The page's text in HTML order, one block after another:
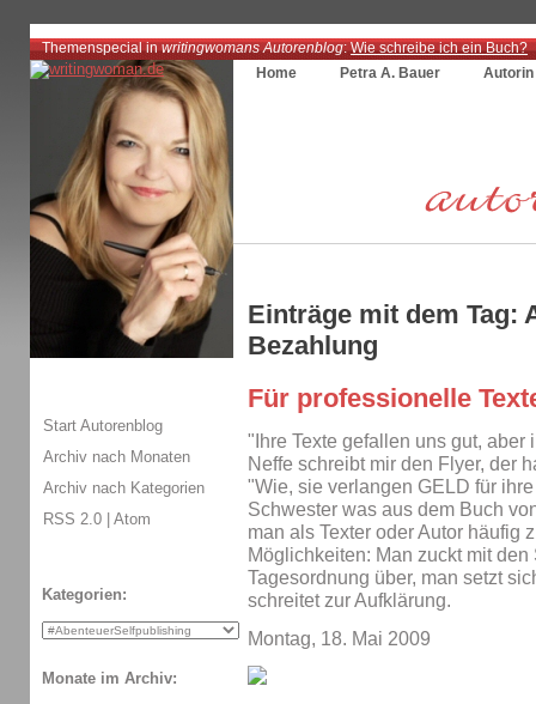
Themenspecial inwritingwomans Autorenblog:Wie schreibe ich ein Buch?
Home
Petra A. Bauer Autorin
Einträge mit dem Tag:
Bezahlung
Für professionelle
"Ihre Texte gefallen uns gut,
Neffe schreibt mir den Flyer, der
"Wie, sie verlangen GELD für
Schwester was aus dem Buch
man als Texter oder Autor häufig
Möglichkeiten: Man zuckt mit
Tagesordnung über, man setzt
schreitet zur Aufklärung.
Montag, 18. Mai 2009
Start Autorenblog
Archiv nach Monaten
Archiv nach Kategorien
RSS 2.0 | Atom
Kategorien:
Monate im Archiv: